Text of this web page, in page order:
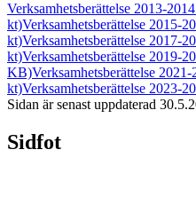
Verksamhetsberättelse 2013-
kt)Verksamhetsberättelse 2015-
kt)Verksamhetsberättelse 2017-
kt)Verksamhetsberättelse 2019-
KB)Verksamhetsberättelse
kt)Verksamhetsberättelse 2023-
Sidan är senast uppdaterad
Sidfot